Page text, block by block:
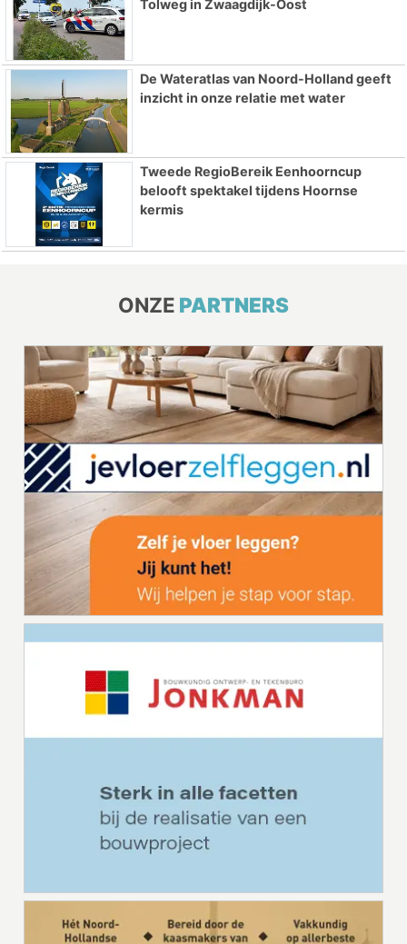
Tolweg in Zwaagdijk-Oost
De Wateratlas van Noord-Holland geeft
inzicht in onze relatie met water
Tweede RegioBereik Eenhoorncup
belooft spektakel tijdens Hoornse
kermis
ONZE PARTNERS